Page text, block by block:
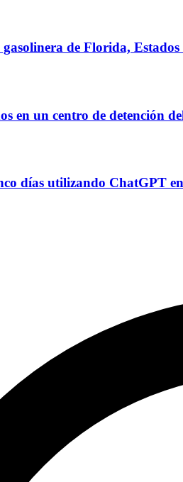
de Florida,
en un centro de detención
días utilizando ChatGPT